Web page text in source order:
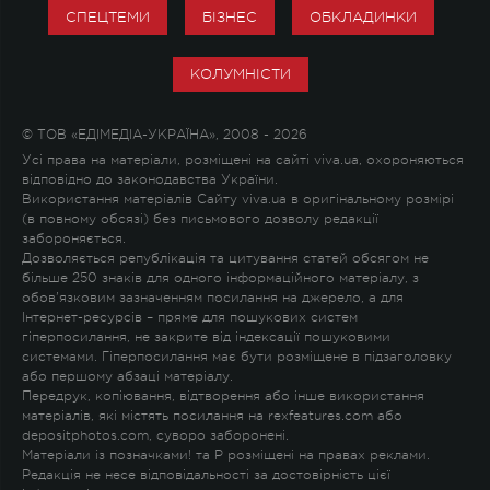
СПЕЦТЕМИ БІЗНЕС ОБКЛАДИНКИ
КОЛУМНІСТИ
© ТОВ «ЕДІМЕДІА-УКРАЇНА», 2008 - 2026
Усі права на матеріали, розміщені на сайті viva.ua, охороняються
відповідно до законодавства України.
Використання матеріалів Сайту viva.ua в оригінальному розмірі
(в повному обсязі) без письмового дозволу редакції
забороняється.
Дозволяється републікація та цитування статей обсягом не
більше 250 знаків для одного інформаційного матеріалу, з
обов'язковим зазначенням посилання на джерело, а для
Інтернет-ресурсів – пряме для пошукових систем
гіперпосилання, не закрите від індексації пошуковими
системами. Гіперпосилання має бути розміщене в підзаголовку
або першому абзаці матеріалу.
Передрук, копіювання, відтворення або інше використання
матеріалів, які містять посилання на rexfeatures.com або
depositphotos.com, суворо заборонені.
Матеріали із позначками! та P розміщені на правах реклами.
Редакція не несе відповідальності за достовірність цієї